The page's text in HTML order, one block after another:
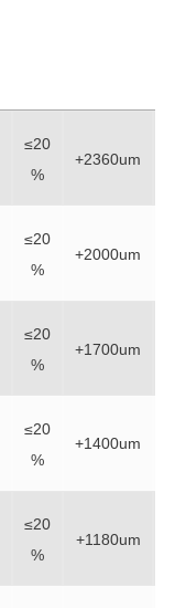
≤20
%
+2360um
≤20
%
+2000um
≤20
%
+1700um
≤20
%
+1400um
≤20
%
+1180um